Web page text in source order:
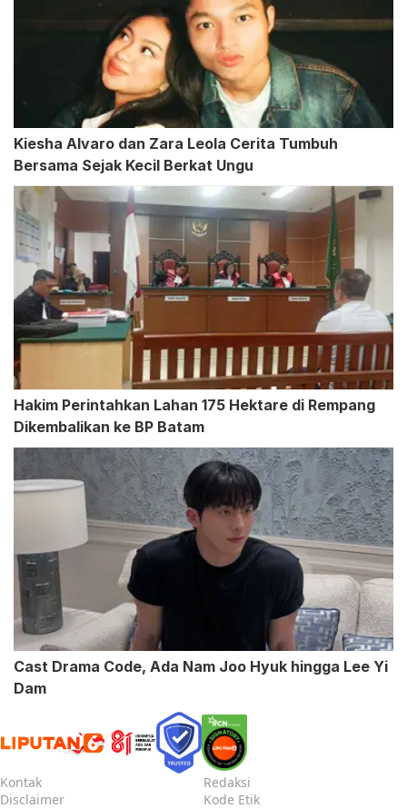
Kiesha Alvaro dan Zara Leola Cerita Tumbuh
Bersama Sejak Kecil Berkat Ungu
Hakim Perintahkan Lahan 175 Hektare di Rempang
Dikembalikan ke BP Batam
Cast Drama Code, Ada Nam Joo Hyuk hingga Lee Yi
Dam
Kontak
Redaksi
Disclaimer
Kode Etik